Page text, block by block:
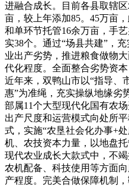
进融合成长。目前各县取辖
亩，较上年添加85。45万亩
和单环节托管16余万亩，手
实38个。通过“场县共建”，
业出产劣势，推进粮食做物
代化程度。全面整合劣势资
近年来，双鸭山市以“指导、
惠”为准绳，充实操纵地缘劣
部属11个大型现代化国有农
出产尺度和运营模式向处所
式，实施“农垦社会化办事+
机、农技资本力量，以地盘
现代农业成长大款式中，不
农机配备、科技使用等方面
产程度。完美合做保障机制